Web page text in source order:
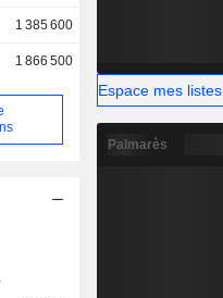
1 385 600
1 866 500
Espace mes listes
Palmarès